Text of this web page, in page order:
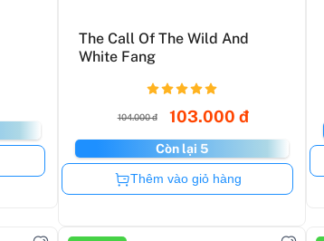
The Call Of The Wild And
White Fang
104.000 đ 103.000 đ
Còn lại 5
Còn hàng
Thêm vào giỏ hàng